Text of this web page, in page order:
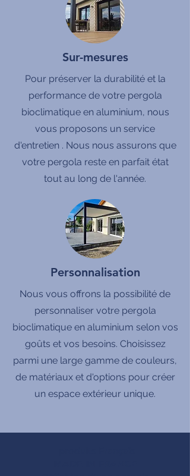
Sur-mesures
Pour préserver la durabilité et la
performance de votre pergola
bioclimatique en aluminium, nous
vous proposons un service
d'entretien . Nous nous assurons que
votre pergola reste en parfait état
tout au long de l'année.
Personnalisation
Nous vous offrons la possibilité de
personnaliser votre pergola
bioclimatique en aluminium selon vos
goûts et vos besoins. Choisissez
parmi une large gamme de couleurs,
de matériaux et d'options pour créer
un espace extérieur unique.